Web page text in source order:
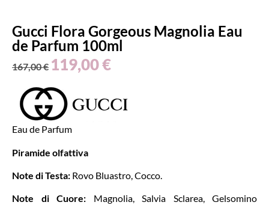
Gucci Flora Gorgeous Magnolia Eau
de Parfum 100ml
167,00€ 119,00€
Eau de Parfum
Piramide olfattiva
Note di Testa: Rovo Bluastro, Cocco.
Note di Cuore: Magnolia, Salvia Sclarea, Gelsomino